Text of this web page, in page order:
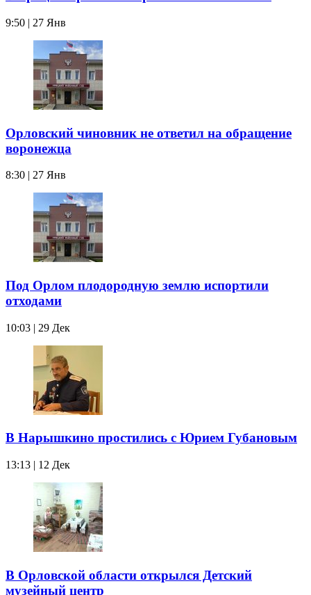
9:50 | 27 Янв
Орловский чиновник не ответил на обращение
воронежца
8:30 | 27 Янв
Под Орлом плодородную землю испортили
отходами
10:03 | 29 Дек
В Нарышкино простились с Юрием Губановым
13:13 | 12 Дек
В Орловской области открылся Детский
музейный центр